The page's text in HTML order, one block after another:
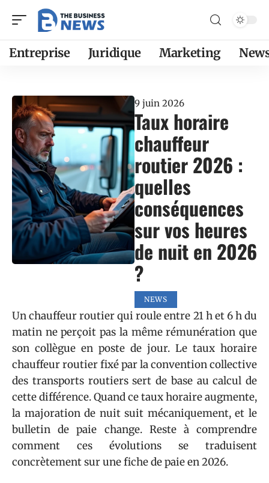
Entreprise Juridique Marketing
9 juin 2026
Taux horaire
chauffeur
routier 2026 :
quelles
conséquences
sur vos heures
de nuit en 2026
?
NEWS
Un chauffeur routier qui roule entre 21 h et 6 h du
matin ne perçoit pas la même rémunération que
son collègue en poste de jour. Le taux horaire
chauffeur routier fixé par la convention collective
des transports routiers sert de base au calcul de
cette différence. Quand ce taux horaire augmente,
la majoration de nuit suit mécaniquement, et le
bulletin de paie change. Reste à comprendre
comment ces évolutions se traduisent
concrètement sur une fiche de paie en 2026.